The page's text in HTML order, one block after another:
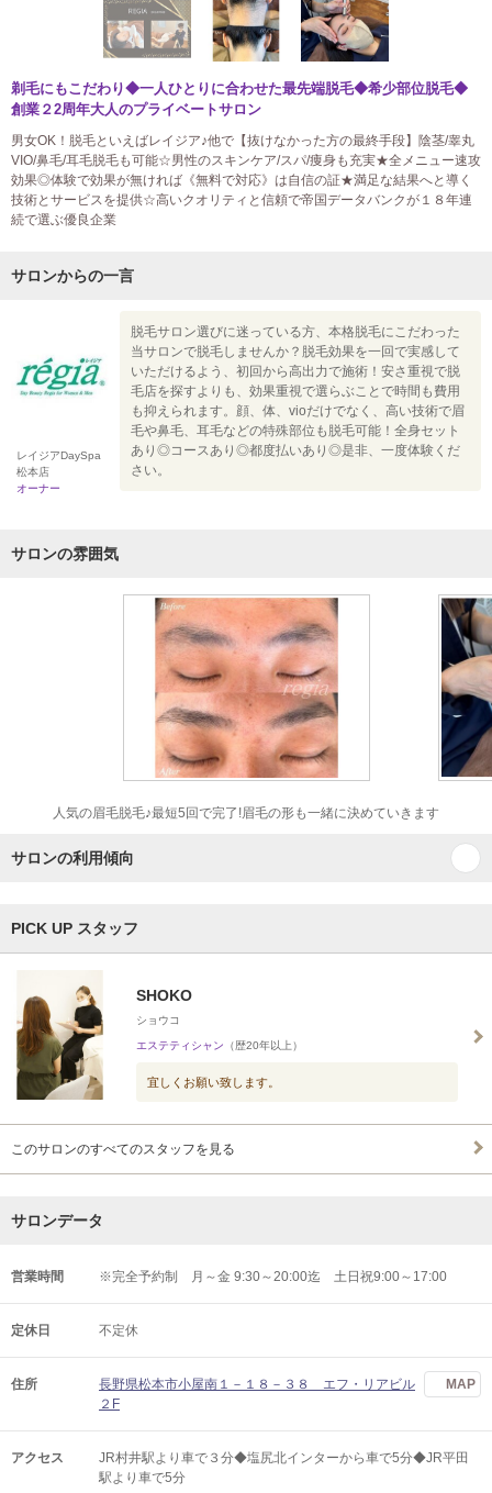
剃毛にもこだわり◆一人ひとりに合わせた最先端脱毛◆希少部位脱毛◆
創業２2周年大人のプライベートサロン
男女OK！脱毛といえばレイジア♪他で【抜けなかった方の最終手段】陰茎/睾丸
VIO/鼻毛/耳毛脱毛も可能☆男性のスキンケア/スパ/痩身も充実★全メニュー速攻
効果◎体験で効果が無ければ《無料で対応》は自信の証★満足な結果へと導く
技術とサービスを提供☆高いクオリティと信頼で帝国データバンクが１８年連
続で選ぶ優良企業
サロンからの一言
レイジアDaySpa
松本店
オーナー
脱毛サロン選びに迷っている方、本格脱毛にこだわった
当サロンで脱毛しませんか？脱毛効果を一回で実感して
いただけるよう、初回から高出力で施術！安さ重視で脱
毛店を探すよりも、効果重視で選らぶことで時間も費用
も抑えられます。顔、体、vioだけでなく、高い技術で眉
毛や鼻毛、耳毛などの特殊部位も脱毛可能！全身セット
あり◎コースあり◎都度払いあり◎是非、一度体験くだ
さい。
サロンの雰囲気
人気の眉毛脱毛♪最短5回で完了!眉毛の形も一緒に決めていきます
サロンの利用傾向
PICK UP スタッフ
SHOKO
ショウコ
エステティシャン （歴20年以上）
宜しくお願い致します。
このサロンのすべてのスタッフを見る
サロンデータ
営業時間 ※完全予約制 月～金 9:30～20:00迄 土日祝9:00～17:00
定休日 不定休
住所
長野県松本市小屋南１－１８－３８ エフ・リアビル
２F
MAP
アクセス
JR村井駅より車で３分◆塩尻北インターから車で5分◆JR平田
駅より車で5分